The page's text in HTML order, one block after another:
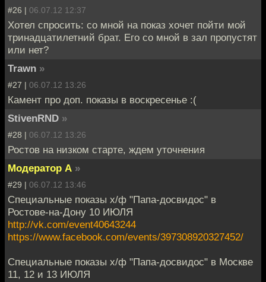
#26 | 06.07.12 12:37
Хотел спросить: со мной на показ хочет пойти мой
тринадцатилетний брат. Его со мной в зал пропустят
или нет?
Trawn »
#27 | 06.07.12 13:26
Камент про доп. показы в воскресенье :(
StivenRND »
#28 | 06.07.12 13:26
Ростов на низком старте, ждем уточнения
Модератор А »
#29 | 06.07.12 13:46
Специальные показы х/ф "Папа-досвидос" в
Ростове-на-Дону 10 ИЮЛЯ
http://vk.com/event40643244
https://www.facebook.com/events/397308920327452/
Специальные показы х/ф "Папа-досвидос" в Москве
11, 12 и 13 ИЮЛЯ